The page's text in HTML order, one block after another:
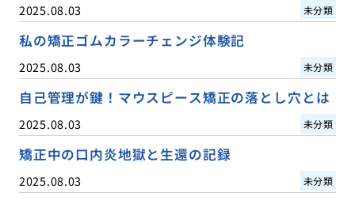
2025.08.03 未分類
私の矯正ゴムカラーチェンジ体験記
2025.08.03 未分類
自己管理が鍵！マウスピース矯正の落とし穴とは
2025.08.03 未分類
矯正中の口内炎地獄と生還の記録
2025.08.03 未分類